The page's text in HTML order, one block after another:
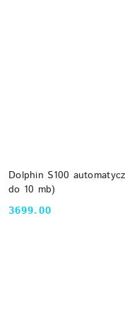
Dolphin S100
do 10 mb)
Cena:
3699.00